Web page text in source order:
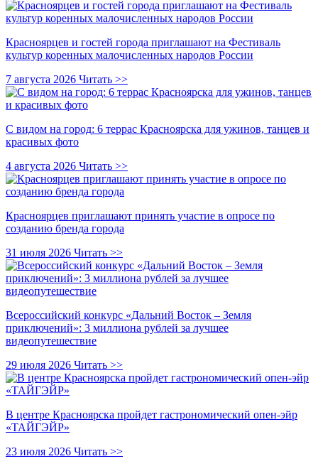
Красноярцев и гостей города приглашают на Фестиваль
культур коренных малочисленных народов России
7 августа 2026 Читать >>
С видом на город: 6 террас Красноярска для ужинов, танцев и
красивых фото
4 августа 2026 Читать >>
Красноярцев приглашают принять участие в опросе по
созданию бренда города
31 июля 2026 Читать >>
Всероссийский конкурс «Дальний Восток – Земля
приключений»: 3 миллиона рублей за лучшее
видеопутешествие
29 июля 2026 Читать >>
В центре Красноярска пройдет гастрономический опен-эйр
«ТАЙГЭЙР»
23 июля 2026 Читать >>